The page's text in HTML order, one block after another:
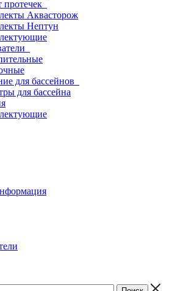
Аквасторож
Нептун
для бассейнов
для бассейна